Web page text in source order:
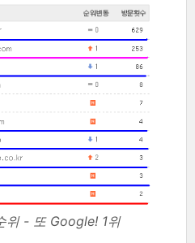
위 - 또 Google! 1위